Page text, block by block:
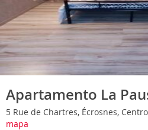
Apartamento La
5 Rue de Chartres, Écrosnes,
mapa